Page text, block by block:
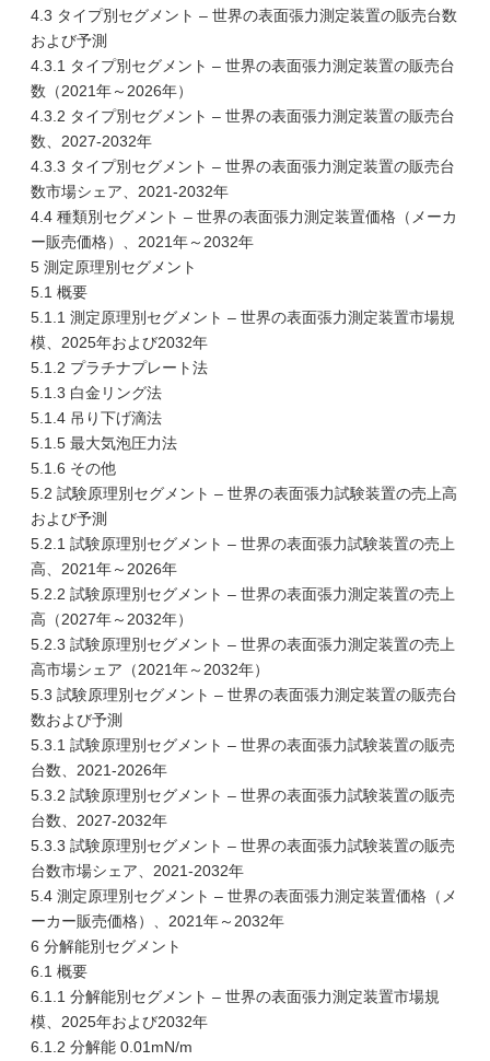
4.3 タイプ別セグメント – 世界の表面張力測定装置の販売台数
および予測
4.3.1 タイプ別セグメント – 世界の表面張力測定装置の販売台
数（2021年～2026年）
4.3.2 タイプ別セグメント – 世界の表面張力測定装置の販売台
数、2027-2032年
4.3.3 タイプ別セグメント – 世界の表面張力測定装置の販売台
数市場シェア、2021-2032年
4.4 種類別セグメント – 世界の表面張力測定装置価格（メーカ
ー販売価格）、2021年～2032年
5 測定原理別セグメント
5.1 概要
5.1.1 測定原理別セグメント – 世界の表面張力測定装置市場規
模、2025年および2032年
5.1.2 プラチナプレート法
5.1.3 白金リング法
5.1.4 吊り下げ滴法
5.1.5 最大気泡圧力法
5.1.6 その他
5.2 試験原理別セグメント – 世界の表面張力試験装置の売上高
および予測
5.2.1 試験原理別セグメント – 世界の表面張力試験装置の売上
高、2021年～2026年
5.2.2 試験原理別セグメント – 世界の表面張力測定装置の売上
高（2027年～2032年）
5.2.3 試験原理別セグメント – 世界の表面張力測定装置の売上
高市場シェア（2021年～2032年）
5.3 試験原理別セグメント – 世界の表面張力測定装置の販売台
数および予測
5.3.1 試験原理別セグメント – 世界の表面張力試験装置の販売
台数、2021-2026年
5.3.2 試験原理別セグメント – 世界の表面張力試験装置の販売
台数、2027-2032年
5.3.3 試験原理別セグメント – 世界の表面張力試験装置の販売
台数市場シェア、2021-2032年
5.4 測定原理別セグメント – 世界の表面張力測定装置価格（メ
ーカー販売価格）、2021年～2032年
6 分解能別セグメント
6.1 概要
6.1.1 分解能別セグメント – 世界の表面張力測定装置市場規
模、2025年および2032年
6.1.2 分解能 0.01mN/m